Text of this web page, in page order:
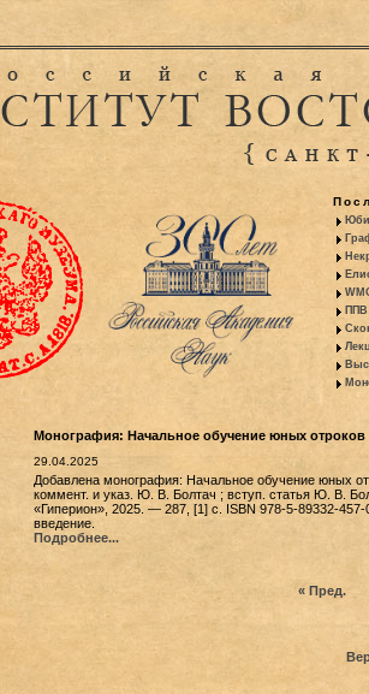
ППВ
Монография: Начальное обучение юных
29.04.2025
Добавлена монография: Начальное обучение юных
коммент. и указ. Ю. В. Болтач ; вступ. статья Ю. В.
«Гиперион», 2025. — 287, [1] с. ISBN 978-5-89332-
введение.
Подробнее...
« Пред.